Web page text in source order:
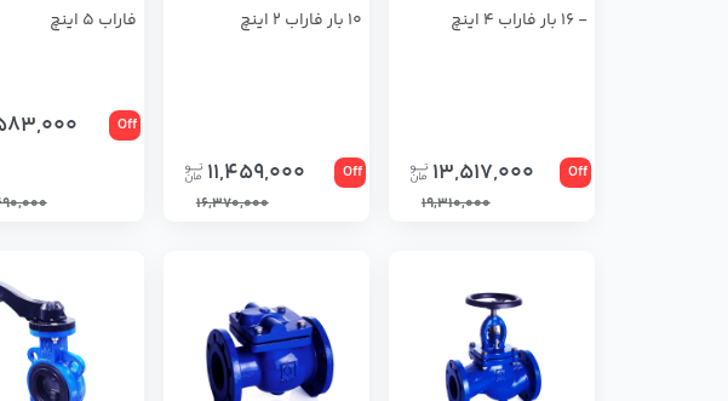
- 16 بار فاراب 4 اینچ
Off
13,517,000
19,310,000
10 بار فاراب 2 اینچ
Off
11,459,000
16,370,000
فاراب 5 اینچ
Off